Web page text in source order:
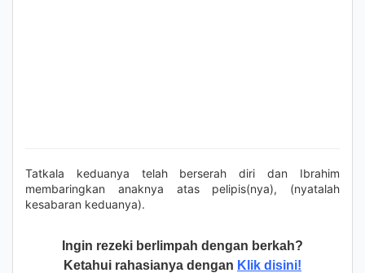
Tatkala keduanya telah berserah diri dan Ibrahim
membaringkan anaknya atas pelipis(nya), (nyatalah
kesabaran keduanya).
Ingin rezeki berlimpah dengan berkah?
Ketahui rahasianya dengan Klik disini!